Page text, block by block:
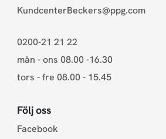
KundcenterBeckers@ppg.com
0200-21 21 22
mån - ons 08.00 -16.30
tors - fre 08.00 - 15.45
Följ oss
Facebook